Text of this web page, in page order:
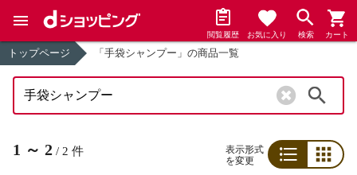
閲覧履歴 お気に入り 検索 カート
トップページ 「手袋シャンプー」の商品一覧
1 ～ 2 / 2 件
表示形式
を変更